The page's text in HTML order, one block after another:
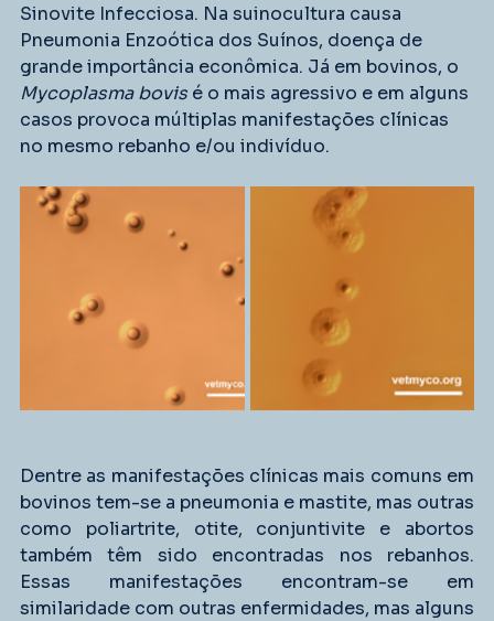
Sinovite Infecciosa. Na suinocultura causa
Pneumonia Enzoótica dos Suínos, doença de
grande importância econômica. Já em bovinos, o
Mycoplasma bovis é o mais agressivo e em alguns
casos provoca múltiplas manifestações clínicas
no mesmo rebanho e/ou indivíduo.
Dentre as manifestações clínicas mais comuns em
bovinos tem-se a pneumonia e mastite, mas outras
como poliartrite, otite, conjuntivite e abortos
também têm sido encontradas nos rebanhos.
Essas manifestações encontram-se em
similaridade com outras enfermidades, mas alguns